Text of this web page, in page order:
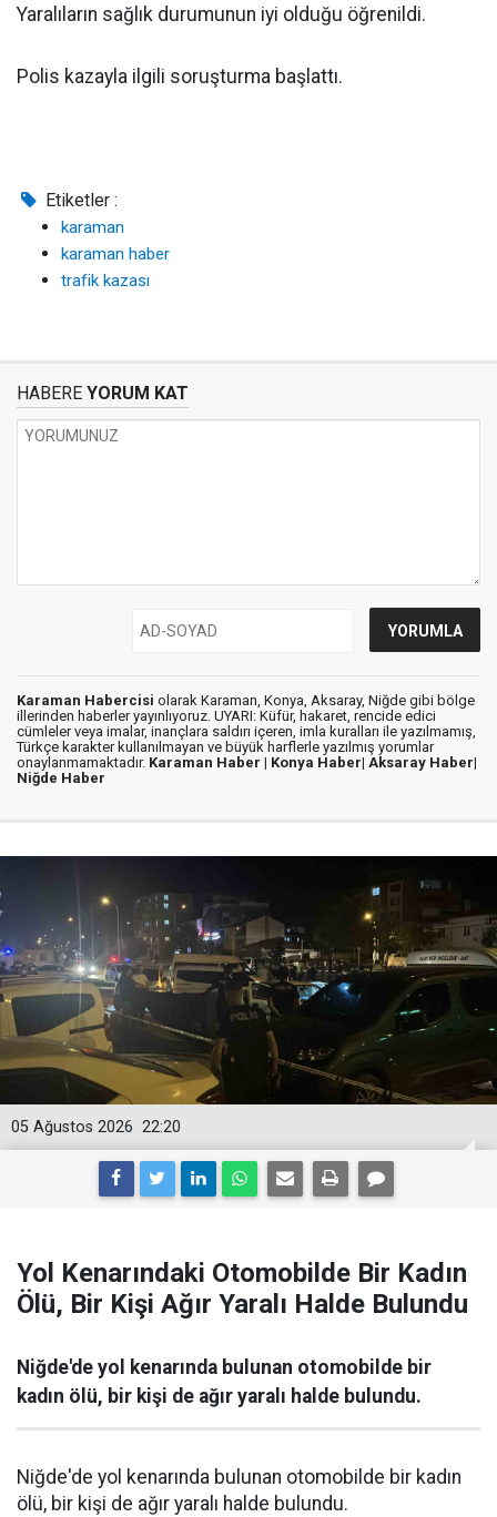
Yaralıların sağlık durumunun iyi olduğu öğrenildi.
Polis kazayla ilgili soruşturma başlattı.
Etiketler :
karaman
karaman haber
trafik kazası
HABERE YORUM KAT
Karaman Habercisi olarak Karaman, Konya, Aksaray, Niğde gibi bölge
illerinden haberler yayınlıyoruz. UYARI: Küfür, hakaret, rencide edici
cümleler veya imalar, inançlara saldırı içeren, imla kuralları ile yazılmamış,
Türkçe karakter kullanılmayan ve büyük harflerle yazılmış yorumlar
onaylanmamaktadır. Karaman Haber | Konya Haber| Aksaray Haber|
Niğde Haber
22:20
05 Ağustos 2026
Yol Kenarındaki Otomobilde Bir Kadın
Ölü, Bir Kişi Ağır Yaralı Halde Bulundu
Niğde'de yol kenarında bulunan otomobilde bir
kadın ölü, bir kişi de ağır yaralı halde bulundu.
Niğde'de yol kenarında bulunan otomobilde bir kadın
ölü, bir kişi de ağır yaralı halde bulundu.